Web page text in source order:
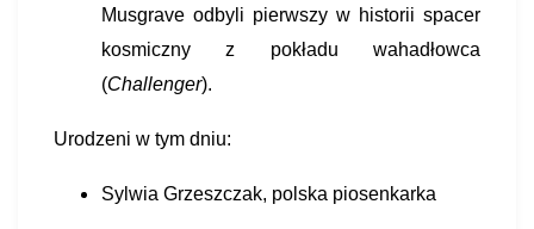
Musgrave odbyli pierwszy w historii spacer
kosmiczny z pokładu wahadłowca
(Challenger).
Urodzeni w tym dniu:
Sylwia Grzeszczak, polska piosenkarka